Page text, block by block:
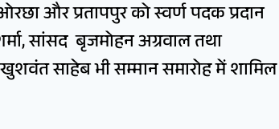
और प्रतापपुर को स्वर्ण पदक प्रदान
सांसद बृजमोहन अग्रवाल तथा
साहेब भी सम्मान समारोह में शामिल